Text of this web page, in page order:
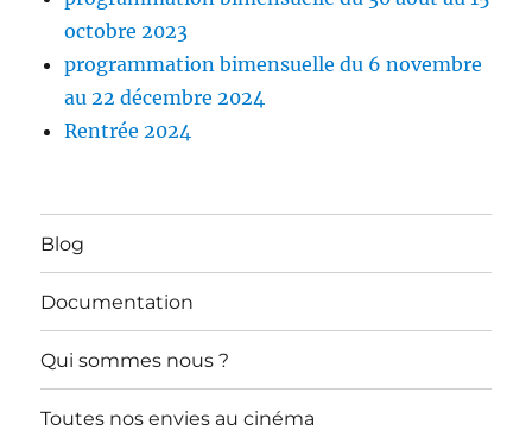
octobre 2023
programmation bimensuelle du 6 novembre
au 22 décembre 2024
Rentrée 2024
Blog
Documentation
Qui sommes nous ?
Toutes nos envies au cinéma